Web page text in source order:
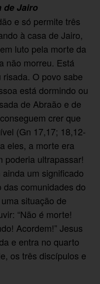
de Jairo
e só permite três
à casa de Jairo,
luto pela morte da
não morreu. Está
O povo sabe
está dormindo ou
de Abraão e de
crer que
(Gn 17,17; 18,12-
eles, a morte era
poderia ultrapassar!
um significado
comunidades do
situação de
“Não é morte!
Acordem!” Jesus
e entra no quarto
os três discípulos e